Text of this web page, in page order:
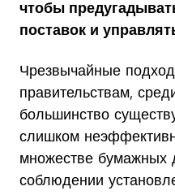
чтобы
поставок и
Чрезвычайные
правительствам,
большинство
слишком
множестве бумажных
соблюдении